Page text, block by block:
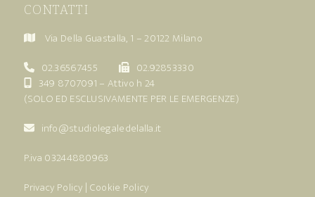
CONTATTI
Via Della Guastalla, 1 – 20122 Milano
02.36567455
02.92853330
349 8707091 – Attivo h 24
(SOLO ED ESCLUSIVAMENTE PER LE EMERGENZE)
info@studiolegaledelalla.it
P.iva 03244880963
Privacy Policy | Cookie Policy